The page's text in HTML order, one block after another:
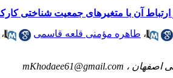
آن با متغیرهای جمعیت‏ شناختی
، طاهره مؤمنی‏ قلعه‏ قاسمی ،
اصفهان ، mKhodaee61@gmail.com